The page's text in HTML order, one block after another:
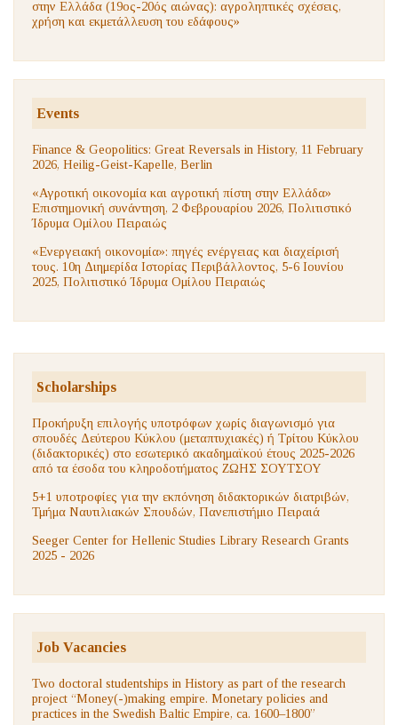
στην Ελλάδα (19ος-20ός αιώνας): αγροληπτικές σχέσεις,
χρήση και εκμετάλλευση του εδάφους»
Events
Finance & Geopolitics: Great Reversals in History, 11 February
2026, Heilig-Geist-Kapelle, Berlin
«Αγροτική οικονομία και αγροτική πίστη στην Ελλάδα»
Επιστημονική συνάντηση, 2 Φεβρουαρίου 2026, Πολιτιστικό
Ίδρυμα Ομίλου Πειραιώς
«Ενεργειακή οικονομία»: πηγές ενέργειας και διαχείρισή
τους. 10η Διημερίδα Ιστορίας Περιβάλλοντος, 5-6 Ιουνίου
2025, Πολιτιστικό Ίδρυμα Ομίλου Πειραιώς
Scholarships
Προκήρυξη επιλογής υποτρόφων χωρίς διαγωνισμό για
σπουδές Δεύτερου Κύκλου (μεταπτυχιακές) ή Τρίτου Κύκλου
(διδακτορικές) στο εσωτερικό ακαδημαϊκού έτους 2025-2026
από τα έσοδα του κληροδοτήματος ΖΩΗΣ ΣΟΥΤΣΟΥ
5+1 υποτροφίες για την εκπόνηση διδακτορικών διατριβών,
Τμήμα Ναυτιλιακών Σπουδών, Πανεπιστήμιο Πειραιά
Seeger Center for Hellenic Studies Library Research Grants
2025 - 2026
Job Vacancies
Two doctoral studentships in History as part of the research
project “Money(-)making empire. Monetary policies and
practices in the Swedish Baltic Empire, ca. 1600–1800”